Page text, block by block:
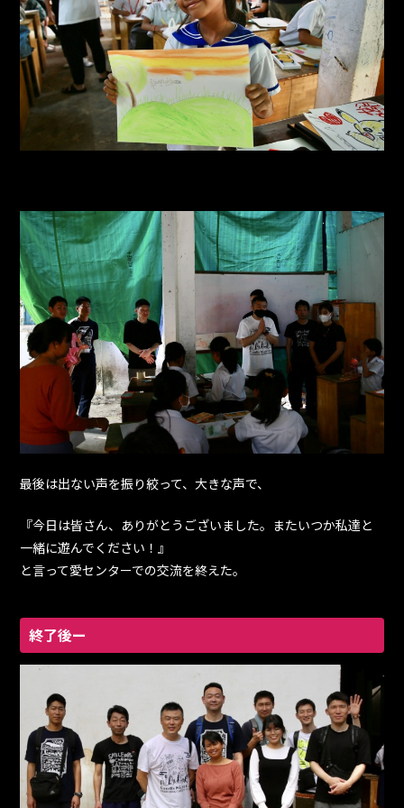
最後は出ない声を振り絞って、大きな声で、
『今日は皆さん、ありがとうございました。またいつか私達と
一緒に遊んでください！』
と言って愛センターでの交流を終えた。
終了後ー